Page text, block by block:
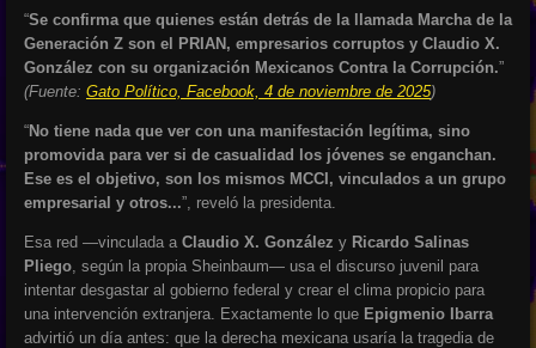
“Se confirma que quienes están detrás de la llamada Marcha de la
Generación Z son el PRIAN, empresarios corruptos y Claudio X.
González con su organización Mexicanos Contra la Corrupción.”
(Fuente: Gato Político, Facebook, 4 de noviembre de 2025)
“No tiene nada que ver con una manifestación legítima, sino
promovida para ver si de casualidad los jóvenes se enganchan.
Ese es el objetivo, son los mismos MCCI, vinculados a un grupo
empresarial y otros...”, reveló la presidenta.
Esa red —vinculada a Claudio X. González y Ricardo Salinas
Pliego , según la propia Sheinbaum— usa el discurso juvenil para
intentar desgastar al gobierno federal y crear el clima propicio para
una intervención extranjera. Exactamente lo que Epigmenio Ibarra
advirtió un día antes: que la derecha mexicana usaría la tragedia de